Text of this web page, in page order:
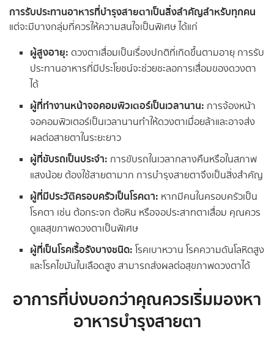
การรับประทานอาหารที่บำรุงสายตาเป็นสิ่งสำคัญสำหรับทุกคน
แต่จะมีบางกลุ่มที่ควรให้ความสนใจเป็นพิเศษ ได้แก่
ผู้สูงอายุ: ดวงตาเสื่อมเป็นเรื่องปกติที่เกิดขึ้นตามอายุ การรับ
ประทานอาหารที่มีประโยชน์จะช่วยชะลอการเสื่อมของดวงตา
ได้
ผู้ที่ทำงานหน้าจอคอมพิวเตอร์เป็นเวลานาน: การจ้องหน้า
จอคอมพิวเตอร์เป็นเวลานานทำให้ดวงตาเมื่อยล้าและอาจส่ง
ผลต่อสายตาในระยะยาว
ผู้ที่ขับรถเป็นประจำ: การขับรถในเวลากลางคืนหรือในสภาพ
แสงน้อย ต้องใช้สายตามาก การบำรุงสายตาจึงเป็นสิ่งสำคัญ
ผู้ที่มีประวัติครอบครัวเป็นโรคตา: หากมีคนในครอบครัวเป็น
โรคตา เช่น ต้อกระจก ต้อหิน หรือจอประสาทตาเสื่อม คุณควร
ดูแลสุขภาพดวงตาเป็นพิเศษ
ผู้ที่เป็นโรคเรื้อรังบางชนิด: โรคเบาหวาน โรคความดันโลหิตสูง
และโรคไขมันในเลือดสูง สามารถส่งผลต่อสุขภาพดวงตาได้
อาการที่บ่งบอกว่าคุณควรเริ่มมองหา
อาหารบำรุงสายตา